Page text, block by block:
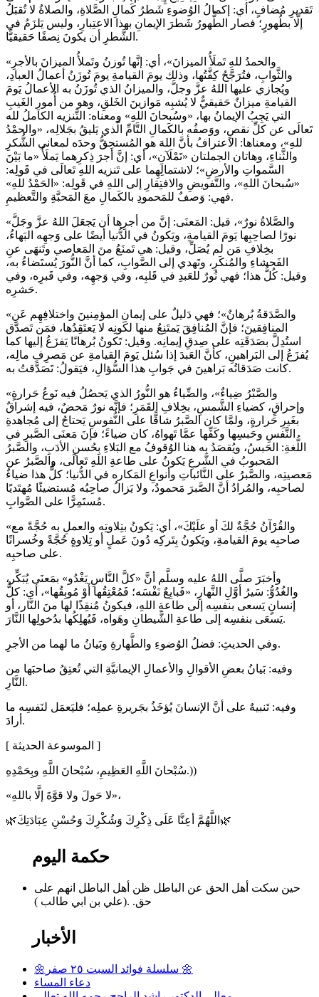
تَقديرِ مُضافٍ، أي: إكمالُ الوُضوءِ شَطرُ كَمالِ الصَّلاةِ، والصلاةُ لا تُقبَلُ
إلَّا بطُهورٍ؛ فصار الطُّهورُ شَطرَ الإيمانِ بهذا الاعتِبارِ، وليس يَلزَمُ في
الشَّطرِ أن يكونَ نِصفًا حَقيقيًّا.
«والحمدُ للهِ تَملَأُ الميزانَ»، أي: إنَّها تُوزنُ وتَملأُ الميزانَ بالأجرِ
والثَّوابِ، فتُرَجَّحُ كِفَّتُها، وذلك يومَ القيامةِ يومَ تُوزَنُ أعمالُ العبادِ،
ويُجازي عليها اللهُ عزَّ وجلَّ، والميزانُ الذي تُوزَنُ به الأعمالُ يَومَ
القيامةِ ميزانٌ حَقيقيٌّ لا يُشبِه مَوازينَ الخَلقِ، وهو من أُمورِ الغَيبِ
التي يَجِبُ الإيمانُ بها، «وسُبحانَ اللهِ» ومعناه: التَّنزيه الكاملُ لله
تَعالَى عن كلِّ نقصٍ، ووَصفُه بالكَمالِ التَّامِّ الَّذي يَليقُ بجَلالِه، «والحمْدُ
للهِ»، ومعناها: الاعترافُ بأنَّ اللهَ هو المُستحِقُّ وحدَه لمعاني الشُّكرِ
والثَّناءِ، وهاتان الجملتان «تَمْلَآنِ»، أي: إنَّ أجرَ ذِكرِهما يَملَأُ «ما بَيْنَ
السَّمواتِ والأرضِ»؛ لاشتمالِهِما على تَنزيه اللهِ تَعالَى في قَولِه:
«سُبحانَ اللهِ»، والتَّفويضِ والافتِقارِ إلى اللهِ في قَولِه: «الحَمْدُ للهِ»
فهي: وَصفٌ للمَحمودِ بالكَمالِ معَ المَحبَّةِ والتَّعظيمِ.
«والصَّلاةُ نورٌ»، قيل: المَعنَى: إنَّ من أجرِها أن يَجعَلَ اللهُ عزَّ وجَلَّ
نورًا لصاحِبِها يَومَ القيامةِ، ويَكونُ في الدُّنيا أيضًا على وَجهِه البَهاءُ،
بخِلافِ مَن لم يُصَلِّ، وقيل: هي تَمنَعُ منَ المَعاصي وتَنهَى عنِ
الفَحشاءِ والمُنكَرِ، وتَهدي إلى الصَّوابِ، كما أنَّ النُّورَ يُستَضاءُ به،
وقيل: كُلُّ هذا؛ فهي نُورٌ للعَبدِ في قَلبِه، وفي وَجهِه، وفي قَبرِه، وفي
حَشرِه.
«والصَّدَقةُ بُرهانٌ»؛ فهي دَليلٌ على إيمانِ المؤمِنينَ واختلافِهِم عَنِ
المنافِقينَ؛ فإنَّ المُنافِقَ يَمتَنِعُ منها لكَونِه لا يَعتَقِدُها، فمَن تَصدَّق
استُدِلَّ بصَدَقَتِه على صِدقِ إيمانِه. وقيل: تَكونُ بُرهانًا يَفزَعُ إليها كما
يُفزَعُ إلى البَراهينِ، كأنَّ العَبدَ إذا سُئل يَومَ القيامةِ عن مَصرِفِ مالِه،
كانت صَدَقاتُه بَراهينَ في جَوابِ هذا السُّؤالِ، فيَقولُ: تَصَدَّقتُ به.
«والصَّبْرُ ضِياءٌ»، والضِّياءُ هو النُّورُ الذي يَحصُلُ فيه نَوعُ حَرارةٍ
وإحراقٍ، كضياءِ الشَّمسِ، بخِلافِ القَمَرِ؛ فإنَّه نورٌ مَحضٌ، فيه إشراقٌ
بغَيرِ حَرارةٍ، ولمَّا كان الصَّبرُ شاقًّا على النُّفوسِ يَحتاجُ إلى مُجاهدةِ
النَّفسِ وحَبسِها وكَفِّها عمَّا تَهواهُ، كان ضياءً؛ فإنَ مَعنَى الصَّبرِ في
اللُّغةِ: الحَبسُ، ويُقصَدُ به هنا الوُقوفُ مع البَلاءِ بِحُسنِ الأدَبِ، والصَّبرُ
المَحبوبُ في الشَّرعِ يَكونُ على طاعةِ اللهِ تَعالَى، والصَّبرُ عن
مَعصيتِه، والصَّبرُ على النَّائباتِ وأنواعِ المَكاره في الدُّنيا؛ كلُّ هذا ضياءٌ
لصاحبِه، والمُرادُ أنَّ الصَّبرَ مَحمودٌ، ولا يَزالُ صاحِبُه مُستضيئًا مُهتَديًا
مُستَمِرًّا على الصَّوابِ.
«والقُرْآنُ حُجَّةٌ لكَ أو علَيْكَ»، أي: يَكونُ بتِلاوتِه والعملِ به حُجَّةً مع
صاحبِه يومَ القيامةِ، ويَكونُ بِتَركِه دُونَ عَملٍ أو تِلاوةٍ حُجَّةً وخُسرانًا
على صاحبِه.
وأخبَرَ صلَّى اللهُ عليه وسلَّم أنَّ «كلَّ النَّاسِ يَغْدُو» بمَعنَى يُبَكِّر،
والغُدُوُّ: سَيرُ أوَّلِ النَّهارِ، «فَبايِعٌ نَفْسَه؛ فَمُعْتِقُها أَوْ مُوبِقُها»، أي: كلُّ
إنسانٍ يَسعى بنفسِه إلى طاعةِ اللهِ، فيكونُ مُنقِذًا لها منَ النَّار، أو
يَسعَى بنفسِه إلى طاعةِ الشَّيطانِ وهَواه، فَيُهلِكُها بدُخولِها النَّارَ.
وفي الحديثِ: فضلُ الوُضوءِ والطَّهارةِ وبَيانُ ما لهما من الأجرِ.
وفيه: بَيانُ بعضِ الأقوالِ والأعمالِ الإيمانيَّةِ التي تُعتِقُ صاحبَها من
النَّارِ.
وفيه: تَنبيهٌ على أنَّ الإنسانَ يُؤخَذُ بجَريرةِ عملِه؛ فليَعمَل لنَفسِه ما
أرادَ.
[ الموسوعة الحديثة ]
سُبْحانَ اللَّهِ العَظِيمِ، سُبْحانَ اللَّهِ وبِحَمْدِهِ.))
«لا حَولَ ولا قوَّةَ إلَّا باللهِ»،
🌿اللَّهُمَّ أعِنَّا عَلَى ذِكْرِكَ وَشُكْرِكَ وَحُسْنِ عِبَادَتِكَ🌿
حكمة اليوم
حين سكت أهل الحق عن الباطل ظن أهل الباطل انهم على
حق. .(علي بن ابي طالب )
الأخبار
🌼سلسلة فوائد السبت ٢٥ صفر 🌼
دعاء المساء